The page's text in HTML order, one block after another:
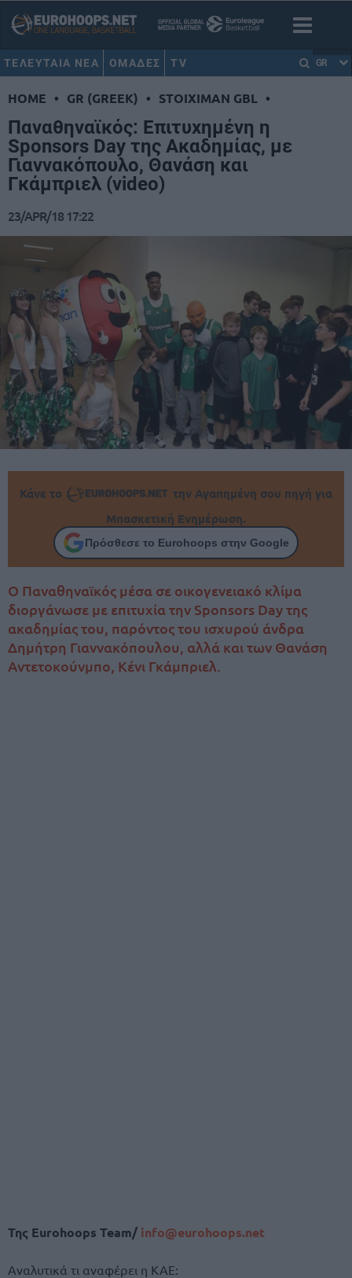
ΤΕΛΕΥΤΑΙΑ ΝΕΑ ΟΜΑΔΕΣ TV GR
HOME • GR (GREEK) • STOIXIMAN GBL •
Παναθηναϊκός: Επιτυχημένη η
Sponsors Day της Ακαδημίας, με
Γιαννακόπουλο, Θανάση και
Γκάμπριελ (video)
23/APR/18 17:22
Κάνε το
την Αγαπημένη σου πηγή για
Μπασκετική Ενημέρωση.
Πρόσθεσε το Eurohoops στην Google
Ο Παναθηναϊκός μέσα σε οικογενειακό κλίμα
διοργάνωσε με επιτυχία την Sponsors Day της
ακαδημίας του, παρόντος του ισχυρού άνδρα
Δημήτρη Γιαννακόπουλου, αλλά και των Θανάση
Αντετοκούνμπο, Κένι Γκάμπριελ.
Της Eurohoops Team/ info@eurohoops.net
Αναλυτικά τι αναφέρει η ΚΑΕ: